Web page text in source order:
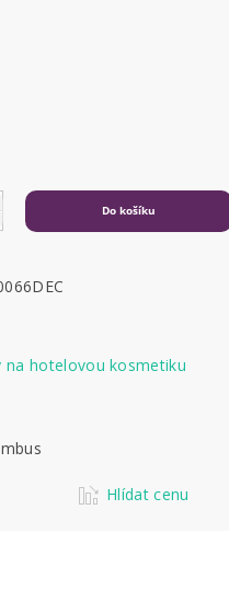
na hotelovou kosmetiku
Hlídat cenu